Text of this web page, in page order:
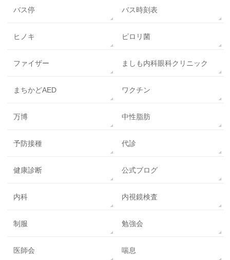
バス停 バス時刻表
ヒノキ ピロリ菌
ファイザー ましも内科眼科クリニック
まちかどAED ワクチン
万博 中性脂肪
予防接種 代診
健康診断 公式ブログ
内科 内視鏡検査
制服 勉強会
医師会 喘息